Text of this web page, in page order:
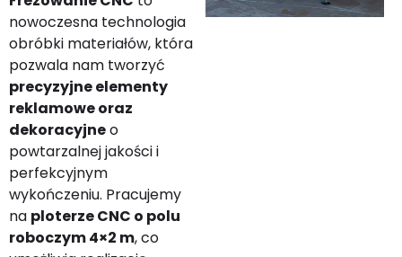
nowoczesna technologia
obróbki materiałów, która
pozwala nam tworzyć
precyzyjne elementy
reklamowe oraz
dekoracyjneo
powtarzalnej jakości i
perfekcyjnym
wykończeniu. Pracujemy
na ploterze CNC o polu
roboczym 4×2 m, co